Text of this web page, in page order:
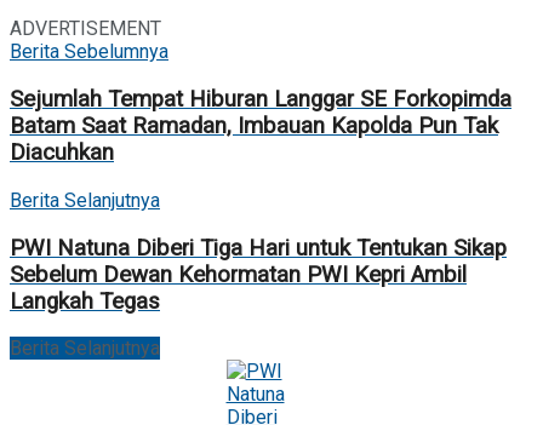
ADVERTISEMENT
Berita Sebelumnya
Sejumlah Tempat Hiburan Langgar SE Forkopimda
Batam Saat Ramadan, Imbauan Kapolda Pun Tak
Diacuhkan
Berita Selanjutnya
PWI Natuna Diberi Tiga Hari untuk Tentukan Sikap
Sebelum Dewan Kehormatan PWI Kepri Ambil
Langkah Tegas
Berita Selanjutnya